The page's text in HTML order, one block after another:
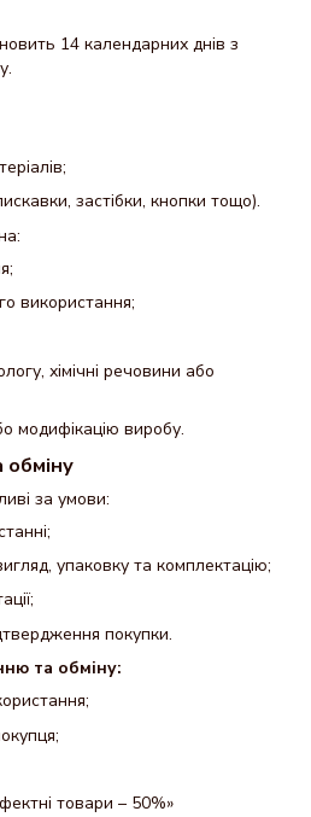
14 календарних днів з
застібки, кнопки тощо).
використання;
хімічні речовини або
модифікацію виробу.
за умови:
упаковку та комплектацію;
покупки.
та обміну:
товари – 50%»